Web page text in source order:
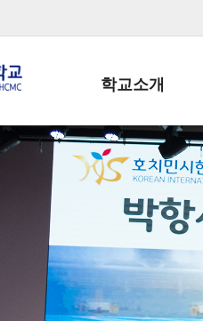
학교소개
학교장인사말
학생회장인사말
학교상징
학교 CI
교직원현황